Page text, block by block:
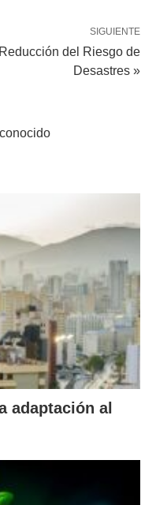
SIGUIENTE
del Riesgo de
Desastres »
adaptación al